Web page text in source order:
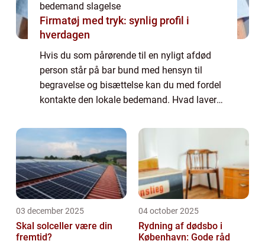
bedemand slagelse
Firmatøj med tryk: synlig profil i
hverdagen
Hvis du som pårørende til en nyligt afdød
person står på bar bund med hensyn til
begravelse og bisættelse kan du med fordel
kontakte den lokale bedemand. Hvad laver
fagperson som har specialiseret sig i at
håndtere alle...
03 december 2025
Skal solceller være din
fremtid?
04 october 2025
Rydning af dødsbo i
København: Gode råd